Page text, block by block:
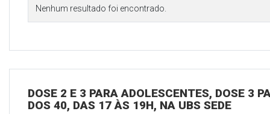
Nenhum resultado foi encontrado.
DOSE 2 E 3 PARA ADOLESCENTES, DOSE 3
DOS 40, DAS 17 ÀS 19H, NA UBS SEDE